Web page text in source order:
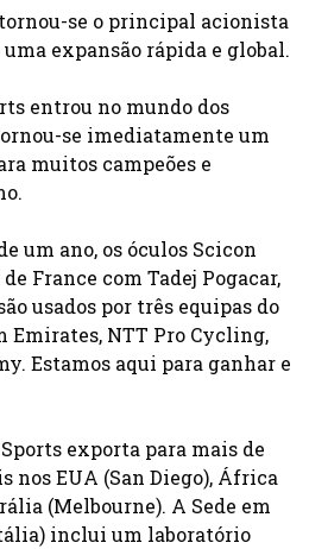
tornou-se o principal acionista
expansão rápida e global.
entrou no mundo dos
se imediatamente um
muitos campeões e
um ano, os óculos Scicon
France com Tadej Pogacar,
usados por três equipas do
Emirates, NTT Pro Cycling,
Estamos aqui para ganhar e
exporta para mais de
nos EUA (San Diego), África
(Melbourne). A Sede em
inclui um laboratório